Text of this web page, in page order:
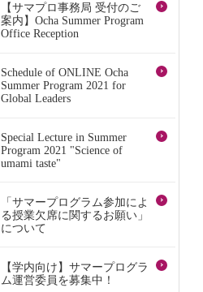
【サマプロ事務局 受付のご
案内】Ocha Summer Program
Office Reception
Schedule of ONLINE Ocha
Summer Program 2021 for
Global Leaders
Special Lecture in Summer
Program 2021 "Science of
umami taste"
「サマープログラム参加によ
る授業欠席に関するお願い」
について
【学内向け】サマープログラ
ム運営委員を募集中！